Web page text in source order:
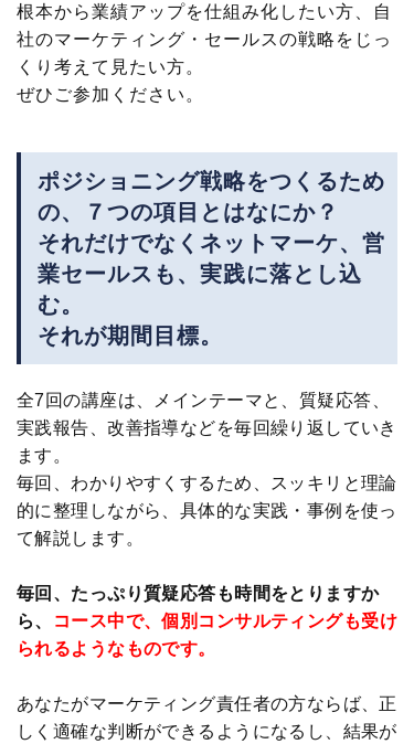
根本から業績アップを仕組み化したい方、自
社のマーケティング・セールスの戦略をじっ
くり考えて見たい方。
ぜひご参加ください。
ポジショニング戦略をつくるため
の、７つの項目とはなにか？
それだけでなくネットマーケ、営
業セールスも、実践に落とし込
む。
それが期間目標。
全7回の講座は、メインテーマと、質疑応答、
実践報告、改善指導などを毎回繰り返していき
ます。
毎回、わかりやすくするため、スッキリと理論
的に整理しながら、具体的な実践・事例を使っ
て解説します。
毎回、たっぷり質疑応答も時間をとりますか
ら、
コース中で、個別コンサルティングも受け
られるようなものです。
あなたがマーケティング責任者の方ならば、正
しく適確な判断ができるようになるし、結果が